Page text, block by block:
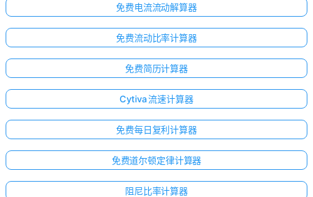
免费电流流动解算器
免费流动比率计算器
免费简历计算器
Cytiva 流速计算器
免费每日复利计算器
免费道尔顿定律计算器
阻尼比率计算器